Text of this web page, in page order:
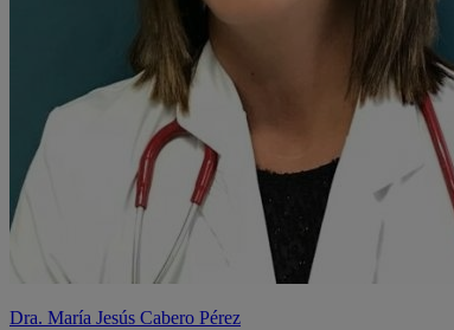
Dra. María Jesús Cabero Pérez